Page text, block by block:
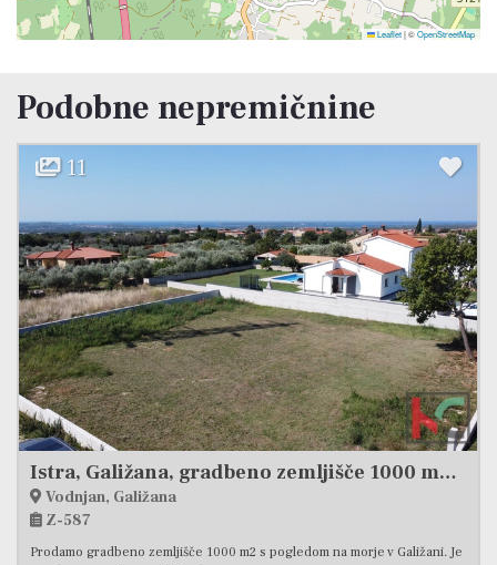
Leaflet|©OpenStreetMap
Podobne nepremičnine
10
Zemljišče, 878 m2, Prodaja, Loborika
Loborika
Z-669
Prodam gradbeno zemljišče površine 878 m2, pravilne oblike, z